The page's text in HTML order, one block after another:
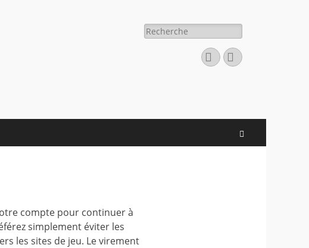
Rechercher :
Facebook
E-
mail
compte pour continuer à
simplement éviter les
les sites de jeu. Le virement